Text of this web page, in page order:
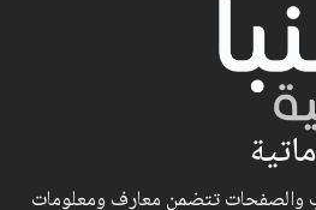
والصفحات تتضمن معارف ومعلومات